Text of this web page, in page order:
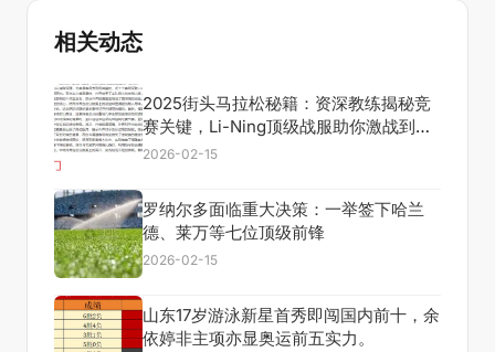
相关动态
2025街头马拉松秘籍：资深教练揭秘竞
赛关键，Li-Ning顶级战服助你激战到
底！
2026-02-15
罗纳尔多面临重大决策：一举签下哈兰
德、莱万等七位顶级前锋
2026-02-15
山东17岁游泳新星首秀即闯国内前十，余
依婷非主项亦显奥运前五实力。